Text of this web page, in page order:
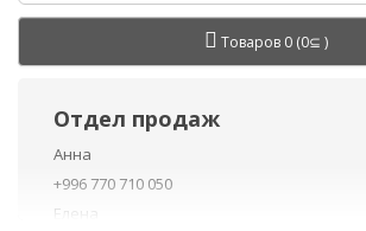
Товаров 0 (0⊆ )
Отдел продаж
Анна
+996 770 710 050
Елена